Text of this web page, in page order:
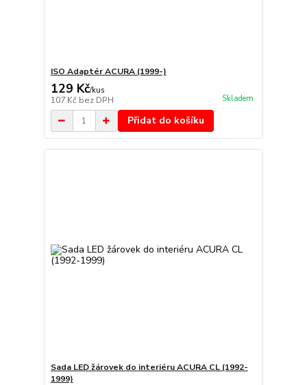
ISO Adaptér ACURA (1999-)
129 Kč/kus
107 Kč bez DPH Skladem
Přidat do košíku
Sada LED žárovek do interiéru ACURA CL (1992-
1999)